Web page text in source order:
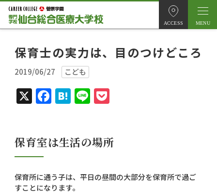
ACCESS
保育士の実力は、目のつけどころ
2019/06/27 こども
X Facebook
Hatena
Line
保育室は生活の場所
保育所に通う子は、平日の昼間の大部分を保育所で過ご
すことになります。